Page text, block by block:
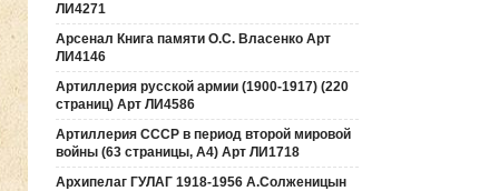
ЛИ4271
Арсенал Книга памяти О.С. Власенко Арт
ЛИ4146
Артиллерия русской армии (1900-1917) (220
страниц) Арт ЛИ4586
Артиллерия СССР в период второй мировой
войны (63 страницы, А4) Арт ЛИ1718
Архипелаг ГУЛАГ 1918-1956 А.Солженицын